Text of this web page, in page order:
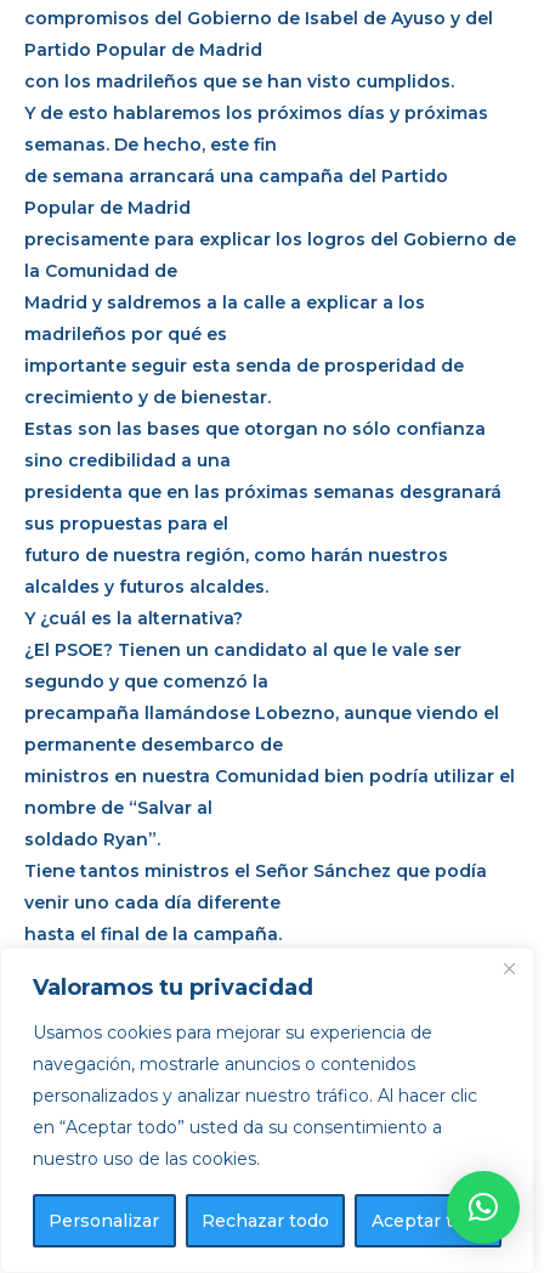
Valoramos tu privacidad
Usamos cookies para mejorar su experiencia de
navegación, mostrarle anuncios o contenidos
personalizados y analizar nuestro tráfico. Al hacer clic
en “Aceptar todo” usted da su consentimiento a
nuestro uso de las cookies.
Personalizar Rechazar todo Aceptar todo
compromisos del Gobierno de Isabel de Ayuso y del
Partido Popular de Madrid
con los madrileños que se han visto cumplidos.
Y de esto hablaremos los próximos días y próximas
semanas. De hecho, este fin
de semana arrancará una campaña del Partido
Popular de Madrid
precisamente para explicar los logros del Gobierno de
la Comunidad de
Madrid y saldremos a la calle a explicar a los
madrileños por qué es
importante seguir esta senda de prosperidad de
crecimiento y de bienestar.
Estas son las bases que otorgan no sólo confianza
sino credibilidad a una
presidenta que en las próximas semanas desgranará
sus propuestas para el
futuro de nuestra región, como harán nuestros
alcaldes y futuros alcaldes.
Y ¿cuál es la alternativa?
¿El PSOE? Tienen un candidato al que le vale ser
segundo y que comenzó la
precampaña llamándose Lobezno, aunque viendo el
permanente desembarco de
ministros en nuestra Comunidad bien podría utilizar el
nombre de “Salvar al
soldado Ryan”.
Tiene tantos ministros el Señor Sánchez que podía
venir uno cada día diferente
hasta el final de la campaña.
Se lo dejo a los expertos en Juego de Tronos, aunque
les reconozco un ligero
interés por saber si Yolanda Díaz apoyará a la
candidata de su partido o, por el
contrario, le dará la espalda y mitineará con la
candidata de Más Madrid. No sé
si es Juego de Tronos o una serie juvenil de desvelos
amorosos.
En cualquier caso, da igual cualquier fuerza de